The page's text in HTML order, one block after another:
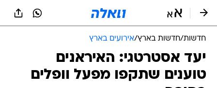
חדשות/חדשות בארץ/אירועים בארץ
יעד אסטרטגי: האיראנים
טוענים שתקפו מפעל וופלים